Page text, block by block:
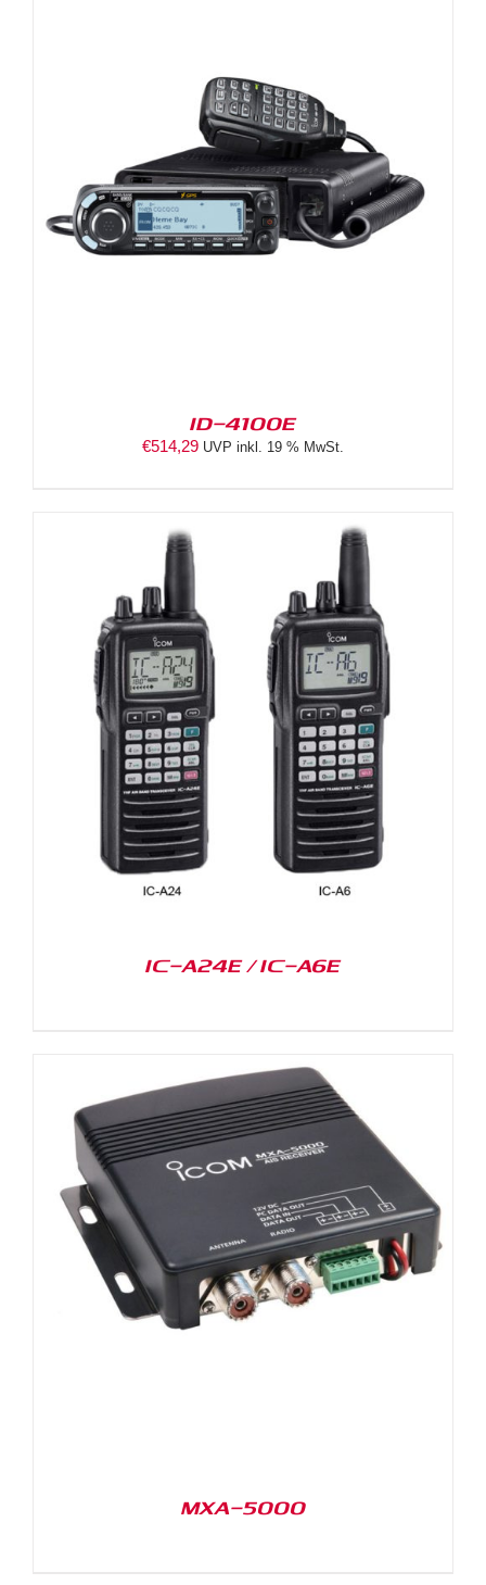
ID-4100E
€514,29 UVP inkl. 19 % MwSt.
IC-A24E / IC-A6E
MXA-5000